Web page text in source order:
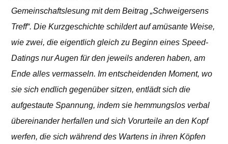
Gemeinschaftslesung mit dem Beitrag „Schweigersens
Treff“. Die Kurzgeschichte schildert auf amüsante Weise,
wie zwei, die eigentlich gleich zu Beginn eines Speed-
Datings nur Augen für den jeweils anderen haben, am
Ende alles vermasseln. Im entscheidenden Moment, wo
sie sich endlich gegenüber sitzen, entlädt sich die
aufgestaute Spannung, indem sie hemmungslos verbal
übereinander herfallen und sich Vorurteile an den Kopf
werfen, die sich während des Wartens in ihren Köpfen